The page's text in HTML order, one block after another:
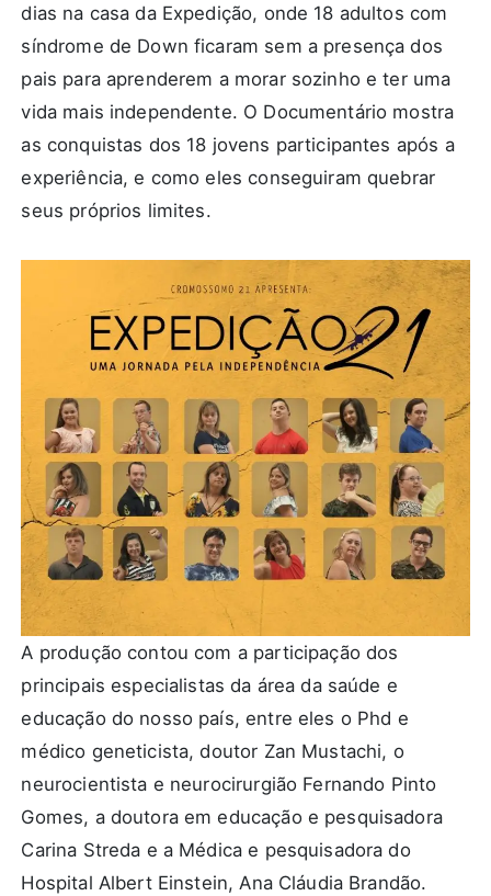
dias na casa da Expedição, onde 18 adultos com
síndrome de Down ficaram sem a presença dos
pais para aprenderem a morar sozinho e ter uma
vida mais independente. O Documentário mostra
as conquistas dos 18 jovens participantes após a
experiência, e como eles conseguiram quebrar
seus próprios limites.
A produção contou com a participação dos
principais especialistas da área da saúde e
educação do nosso país, entre eles o Phd e
médico geneticista, doutor Zan Mustachi, o
neurocientista e neurocirurgião Fernando Pinto
Gomes, a doutora em educação e pesquisadora
Carina Streda e a Médica e pesquisadora do
Hospital Albert Einstein, Ana Cláudia Brandão.